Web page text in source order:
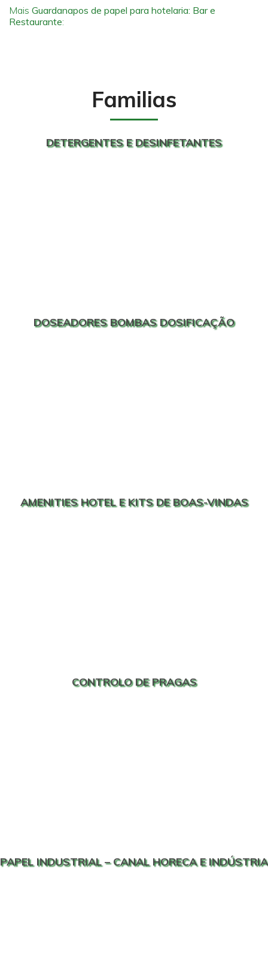
Mais Guardanapos de papel para hotelaria: Bar e
Restaurante:
Familias
DETERGENTES E DESINFETANTES
DOSEADORES BOMBAS DOSIFICAÇÃO
AMENITIES HOTEL E KITS DE BOAS-VINDAS
CONTROLO DE PRAGAS
PAPEL INDUSTRIAL – CANAL HORECA E INDÚSTRIA